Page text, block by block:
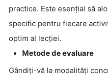
practice. Este esențial să
specific pentru fiecare
optim al lecției.
Metode de evaluare
Gândiți-vă la modalități